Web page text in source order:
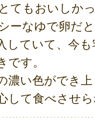
てもおいしか
シーなゆで卵
入していて、
です。
濃い色ができ
して食べさせ